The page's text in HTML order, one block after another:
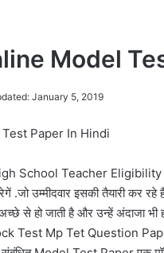
Model
January 5, 2019
Paper In Hindi
School Teacher Eligibility
.जो उम्मीदवार इसकी तैयारी
से हो जाती है और उन्हें अंदाजा
Test Mp Tet Question